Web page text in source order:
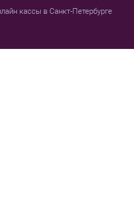
кассы в Санкт-Петербурге